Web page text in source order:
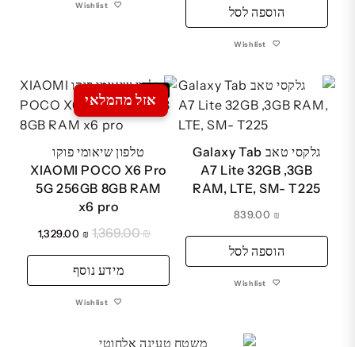
היה:
₪ 1,720.00.
₪ 1,690.00.
הוספה לסל
Wishlist
Wishlist
גלקסי טאב Galaxy Tab
A7 Lite 32GB ,3GB
RAM, LTE, SM- T225
₪
הוספה לסל
Wishlist
אזל מהמלאי
Sale
טלפון שיאומי פוקו
XIAOMI POCO X6 Pro
5G 256GB 8GB RAM
x6 pro
₪
1,369.00
המחיר
היה:
₪ 1,369.00.
₪
1,329.00
המחיר
₪ 1,329.00.
מידע נוסף
Wishlist